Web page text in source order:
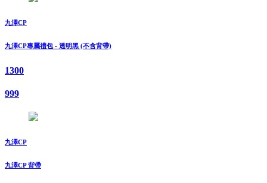
九澤CP
九澤CP專屬禮包 - 透明黑 (不含背帶)
1300
999
九澤CP
九澤CP 背帶